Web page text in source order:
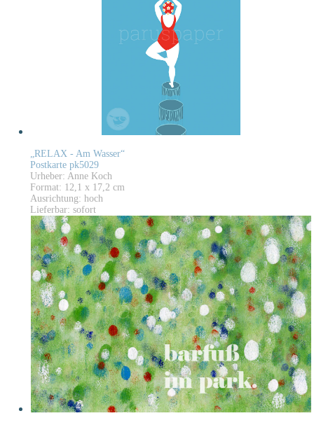
„RELAX - Am Wasser“
Postkarte pk5029
Urheber: Anne Koch
Format: 12,1 x 17,2 cm
Ausrichtung: hoch
Lieferbar: sofort